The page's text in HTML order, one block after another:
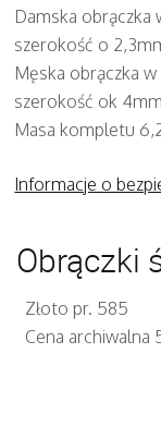
Damska obrączka
szerokość o
Męska obrączka
szerokość ok
Masa kompletu
Informacje o
Obrączki
Złoto pr. 585
Cena archiwalna